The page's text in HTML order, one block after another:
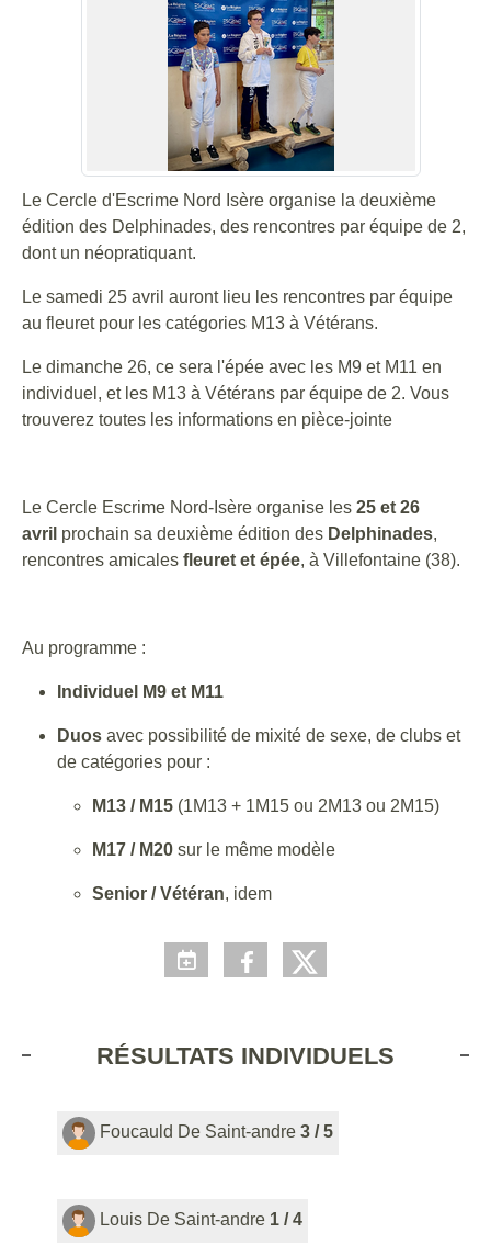
Le Cercle d'Escrime Nord Isère organise la deuxième
édition des Delphinades, des rencontres par équipe de 2,
dont un néopratiquant.
Le samedi 25 avril auront lieu les rencontres par équipe
au fleuret pour les catégories M13 à Vétérans.
Le dimanche 26, ce sera l'épée avec les M9 et M11 en
individuel, et les M13 à Vétérans par équipe de 2. Vous
trouverez toutes les informations en pièce-jointe
Le Cercle Escrime Nord-Isère organise les 25 et 26
avril prochain sa deuxième édition des Delphinades,
rencontres amicales fleuret et épée, à Villefontaine (38).
Au programme :
Individuel M9 et M11
Duos avec possibilité de mixité de sexe, de clubs et
de catégories pour :
M13 / M15 (1M13 + 1M15 ou 2M13 ou 2M15)
M17 / M20 sur le même modèle
Senior / Vétéran, idem
RÉSULTATS INDIVIDUELS
Foucauld De Saint-andre 3 / 5
Louis De Saint-andre 1 / 4